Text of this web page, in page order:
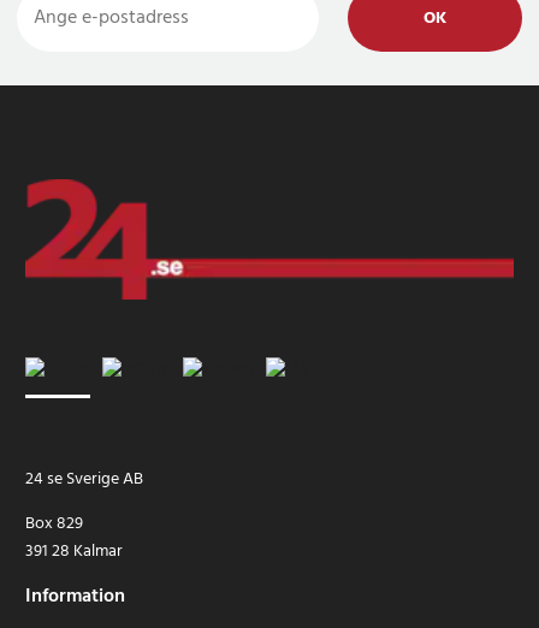
OK
24 se Sverige AB
Box 829
391 28 Kalmar
Information